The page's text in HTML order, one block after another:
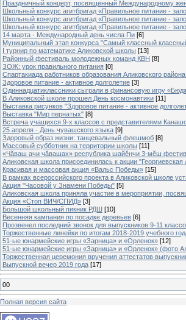
Праздничный концерт, посвященный Международному
Школьный конкурс агитбригад «Правильное питание -
Школьный конкурс агитбригад «Правильное питание -
Школьный конкурс агитбригад «Правильное питание -
14 марта - Международный день числа Пи [6]
Муниципальный этап конкурса "Самый классный
I турнир по математике Аликовской школы [13]
Районный фестиваль молодежных команд КВН [8]
ЗОЖ: урок правильного питания [0]
Спартакиада работников образования Аликовского
Здоровое питание - активное долголетие [3]
Одиннадцатиклассники сыграли в финансовую игру
В Аликовской школе прошел День космонавтики [11]
Выставка рисунков "Здоровое питание - активное
Выставка "Мир пернатых" [8]
Встреча учащихся 9-х классов с представителями
25 апреля - День чувашского языка [9]
Здоровый образ жизни: танцевальный флешмоб [8]
Массовый субботник на территории школы [11]
«Чăваш ачи чăвашах» республика шайĕнчи 3-мĕш
Аликовская школа присоединилась к акции "Георгиевская
Красивая и массовая акция «Вальс Победы» [15]
В рамках всероссийского проекта в Аликовской школе
Акция "Часовой у Знамени Победы" [5]
Аликовская школа приняла участие в мероприятии,
Акция «Стоп ВИЧ/СПИД» [3]
Большой школьный пикник РДШ [10]
Весенняя кампания по посадке деревьев [6]
Прозвенел последний звонок для выпускников 9-11
Торжественные линейки по итогам 2018-2019 учебного
51-ые юнармейские игры «Зарница» и «Орленок» [12]
51-ые юнармейские игры «Зарница» и «Орленок» (фото
Торжественная церемония вручения аттестатов
Выпускной вечер 2019 года [17]
00
Полная версия сайта